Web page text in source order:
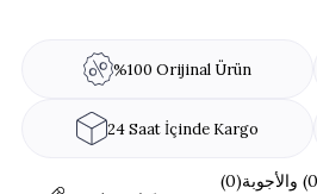
%100 Orijinal Ürün
24 Saat İçinde Kargo